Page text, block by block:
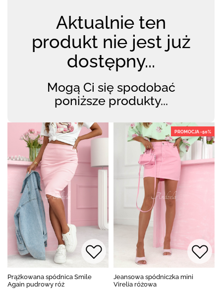
Aktualnie ten
produkt nie jest już
dostępny...
Mogą Ci się spodobać
poniższe produkty...
Prążkowana spódnica Smile
Again pudrowy róż
PROMOCJA -50%
Jeansowa spódniczka mini
Virelia różowa